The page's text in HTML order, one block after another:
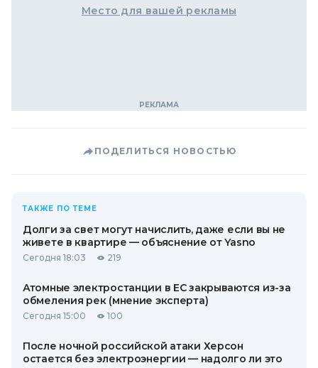
Место для вашей рекламы
ПОДЕЛИТЬСЯ НОВОСТЬЮ
ТАКЖЕ ПО ТЕМЕ
Долги за свет могут начислить, даже если вы не
живете в квартире — объяснение от Yasno
Сегодня 18:03 219
Атомные электростанции в ЕС закрываются из-за
обмеления рек (мнение эксперта)
Сегодня 15:00 100
После ночной российской атаки Херсон
остается без электроэнергии — надолго ли это